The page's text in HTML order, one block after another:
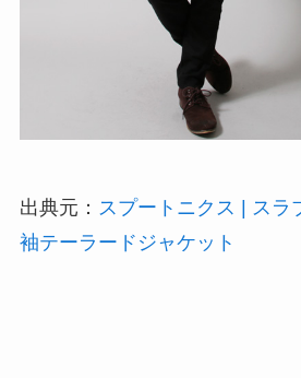
出典元： スプートニクス | スラ
袖テーラードジャケット